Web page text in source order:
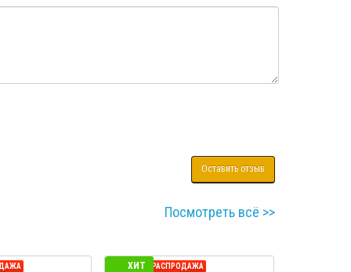
Оставить отзыв
Посмотреть всё >>
ХИТ
СЕЗОННАЯ РАСПРОДАЖА